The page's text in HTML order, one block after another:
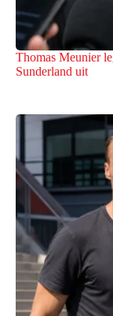
Thomas Meunier
Sunderland uit